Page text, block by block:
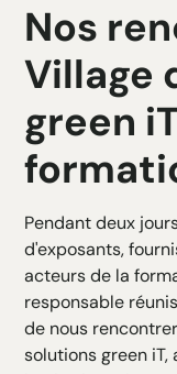
Nos
Village
green
Pendant deux
d'exposants,
acteurs de la
responsable
de nous
solutions green